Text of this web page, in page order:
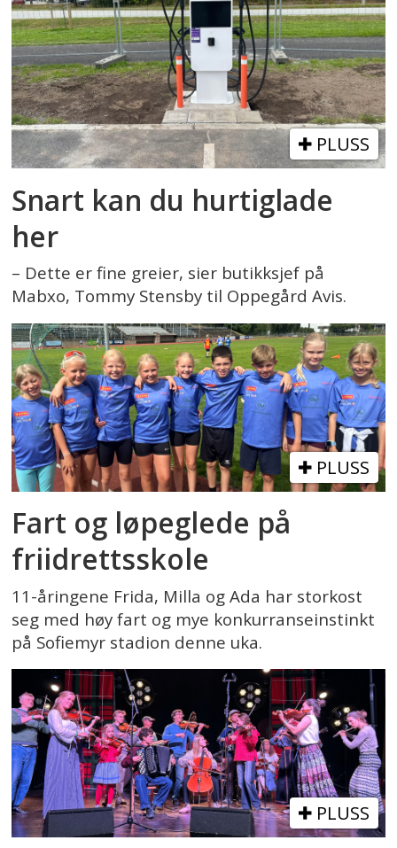
PLUSS
Snart kan du hurtiglade
her
– Dette er fine greier, sier butikksjef på
Mabxo, Tommy Stensby til Oppegård Avis.
PLUSS
Fart og løpeglede på
friidrettsskole
11-åringene Frida, Milla og Ada har storkost
seg med høy fart og mye konkurranseinstinkt
på Sofiemyr stadion denne uka.
PLUSS